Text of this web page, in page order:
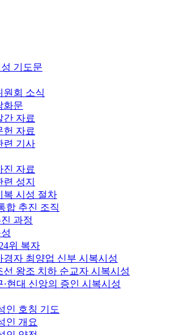
기도문
원회 소식
화문
간 자료
헌 자료
련 기사
진 자료
련 성지
복 시성 절차
합 추진 조직
과정
위 복자
경자 최양업 신부 시복시성
선 왕조 치하 순교자 시복시성
·현대 신앙의 증인 시복시성
인 호칭 기도
인 개요